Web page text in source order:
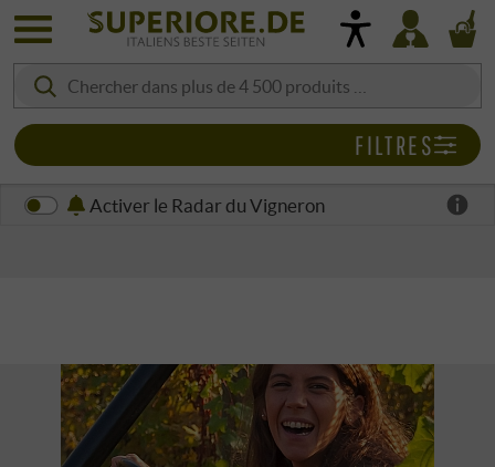
Activer le Radar du Vigneron
FILTRES